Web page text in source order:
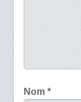
Nom *